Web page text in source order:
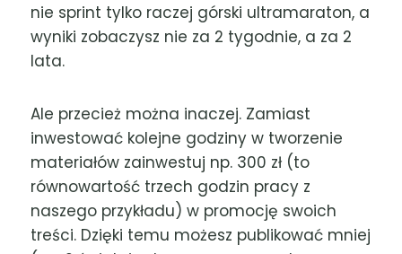
nie sprint tylko raczej górski ultramaraton, a
wyniki zobaczysz nie za 2 tygodnie, a za 2
lata.
Ale przecież można inaczej. Zamiast
inwestować kolejne godziny w tworzenie
materiałów zainwestuj np. 300 zł (to
równowartość trzech godzin pracy z
naszego przykładu) w promocję swoich
treści. Dzięki temu możesz publikować mniej